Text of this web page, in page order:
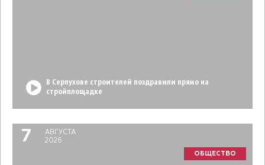
В Серпухове строителей поздравили прямо на
стройплощадке
7
АВГУСТА
2026
ОБЩЕСТВО